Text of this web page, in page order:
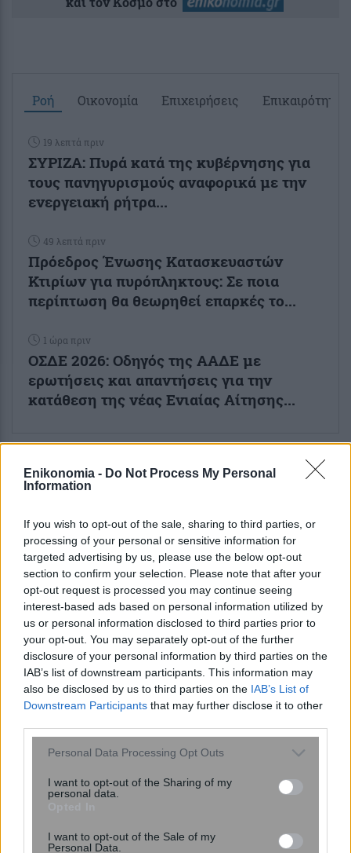
Enikonomia - Do Not Process My Personal
Information
If you wish to opt-out of the sale, sharing to third parties, or
processing of your personal or sensitive information for
targeted advertising by us, please use the below opt-out
section to confirm your selection. Please note that after your
opt-out request is processed you may continue seeing
interest-based ads based on personal information utilized by
us or personal information disclosed to third parties prior to
your opt-out. You may separately opt-out of the further
disclosure of your personal information by third parties on the
IAB’s list of downstream participants. This information may
also be disclosed by us to third parties on the IAB’s List of
Downstream Participants that may further disclose it to other
Please note that this website/app uses one or more Google
not limited to your visit or usage behaviour. You may click to
grant or deny consent to Google and its third-party tags to
consent section.
Personal Data Processing Opt Outs
I want to opt-out of the Sharing of my
personal data.
I want to opt-out of the Sale of my
Personal Data.
Ροή Οικονομία Επιχειρήσεις Επικαιρότητα
19 λεπτά πριν
ΣΥΡΙΖΑ: Πυρά κατά της κυβέρνησης για
τους πανηγυρισμούς αναφορικά με την
ενεργειακή ρήτρα...
49 λεπτά πριν
Πρόεδρος Ένωσης Κατασκευαστών
Κτιρίων για πυρόπληκτους: Σε ποια
περίπτωση θα θεωρηθεί επαρκές το...
1 ώρα πριν
ΟΣΔΕ 2026: Οδηγός της ΑΑΔΕ με
ερωτήσεις και απαντήσεις για την
κατάθεση της νέας Ενιαίας Αίτησης...
Meta: Πρόστιμο-μαμούθ 567 εκατ.
παιδιών – Δικαστής την χαρακτήρισε
«δημόσιο κίνδυνο»